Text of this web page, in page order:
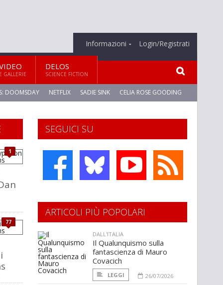
Informazioni Login/Registrati
E GALLERIE
DELOS
SCIENCE FICTION
DOOMSDAY NETFLIX SADIE SINK CELIA ROSE GOODING
SEGUICI SU
1
77
ARTICOLI PIÙ POPOLARI
DALL'ITALIA
Il Qualunquismo sulla
fantascienza di Mauro
Covacich
LEGGI
26/07/2026